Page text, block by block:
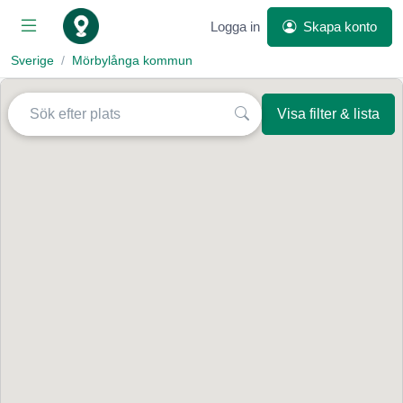
Logga in Skapa konto
Sverige Mörbylånga kommun
Visa filter & lista